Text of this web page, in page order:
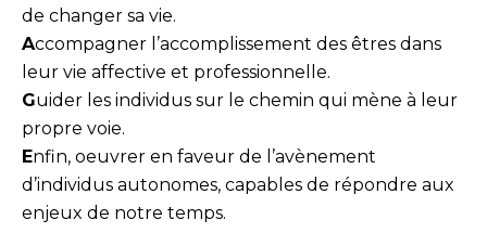
de changer sa vie.
Accompagner l’accomplissement des êtres dans
leur vie affective et professionnelle.
Guider les individus sur le chemin qui mène à leur
propre voie.
Enfin, oeuvrer en faveur de l’avènement
d’individus autonomes, capables de répondre aux
enjeux de notre temps.